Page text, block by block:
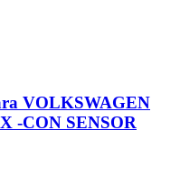
VOLKSWAGEN
-CON SENSOR